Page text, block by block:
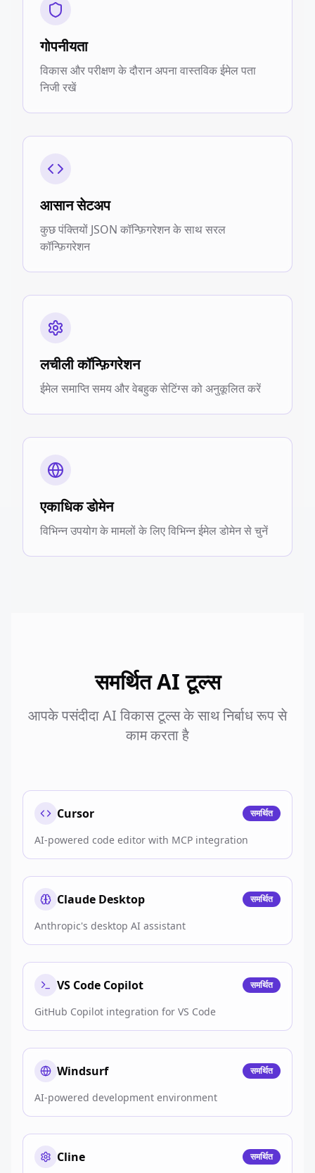
गोपनीयता
विकास और परीक्षण के दौरान अपना वास्तविक ईमेल पता
निजी रखें
आसान सेटअप
कुछ पंक्तियों JSON कॉन्फ़िगरेशन के साथ सरल
कॉन्फ़िगरेशन
लचीली कॉन्फ़िगरेशन
ईमेल समाप्ति समय और वेबहुक सेटिंग्स को अनुकूलित करें
एकाधिक डोमेन
विभिन्न उपयोग के मामलों के लिए विभिन्न ईमेल डोमेन से चुनें
समर्थित AI टूल्स
आपके पसंदीदा AI विकास टूल्स के साथ निर्बाध रूप से
काम करता है
Cursor समर्थित
AI-powered code editor with MCP integration
Claude Desktop समर्थित
Anthropic's desktop AI assistant
VS Code Copilot समर्थित
GitHub Copilot integration for VS Code
Windsurf समर्थित
AI-powered development environment
Cline समर्थित